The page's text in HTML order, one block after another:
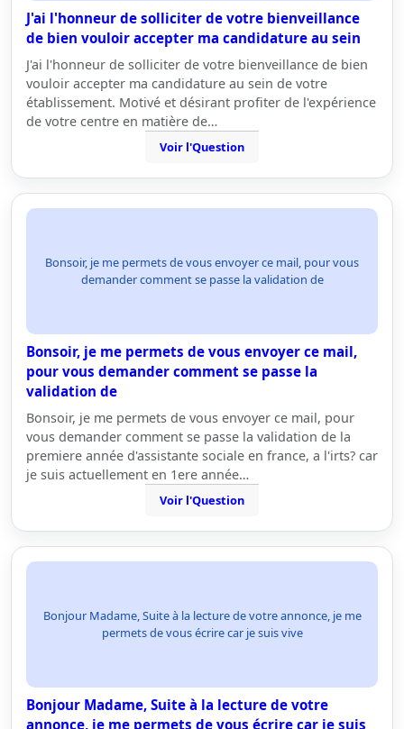
J'ai l'honneur de solliciter de votre bienveillance
de bien vouloir accepter ma candidature au sein
J'ai l'honneur de solliciter de votre bienveillance de bien
vouloir accepter ma candidature au sein de votre
établissement. Motivé et désirant profiter de l'expérience
de votre centre en matière de…
Voir l'Question
Bonsoir, je me permets de vous envoyer ce mail, pour vous
demander comment se passe la validation de
Bonsoir, je me permets de vous envoyer ce mail,
pour vous demander comment se passe la
validation de
Bonsoir, je me permets de vous envoyer ce mail, pour
vous demander comment se passe la validation de la
premiere année d'assistante sociale en france, a l'irts? car
je suis actuellement en 1ere année…
Voir l'Question
Bonjour Madame, Suite à la lecture de votre annonce, je me
permets de vous écrire car je suis vive
Bonjour Madame, Suite à la lecture de votre
annonce, je me permets de vous écrire car je suis